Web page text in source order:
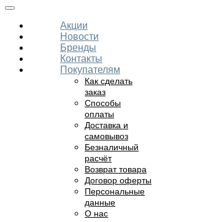
Акции
Новости
Бренды
Контакты
Покупателям
Как сделать
заказ
Способы
оплаты
Доставка и
самовывоз
Безналичный
расчёт
Возврат товара
Договор оферты
Персональные
данные
О нас